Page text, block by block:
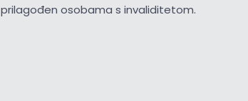
prilagođen osobama s invaliditetom.